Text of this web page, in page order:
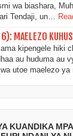
wa biashara,
Tendaji, un…
MAELEZO
kipengele hiki
au huduma au
utoe maelezo ya
KUANDIKA